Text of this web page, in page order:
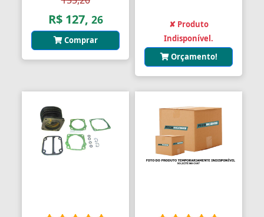
R$ 127, 26
Comprar
✘ Produto
Indisponível.
Orçamento!